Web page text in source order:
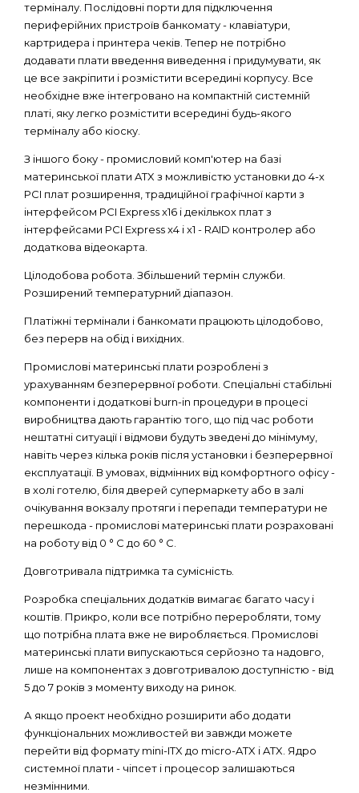
терміналу. Послідовні порти для підключення
периферійних пристроїв банкомату - клавіатури,
картридера і принтера чеків. Тепер не потрібно
додавати плати введення виведення і придумувати, як
це все закріпити і розмістити всередині корпусу. Все
необхідне вже інтегровано на компактній системній
платі, яку легко розмістити всередині будь-якого
терміналу або кіоску.
З іншого боку - промисловий комп'ютер на базі
материнської плати ATX з можливістю установки до 4-х
PCI плат розширення, традиційної графічної карти з
інтерфейсом PCI Express x16 і декількох плат з
інтерфейсами PCI Express x4 і x1 - RAID контролер або
додаткова відеокарта.
Цілодобова робота. Збільшений термін служби.
Розширений температурний діапазон.
Платіжні термінали і банкомати працюють цілодобово,
без перерв на обід і вихідних.
Промислові материнські плати розроблені з
урахуванням безперервної роботи. Спеціальні стабільні
компоненти і додаткові burn-in процедури в процесі
виробництва дають гарантію того, що під час роботи
нештатні ситуації і відмови будуть зведені до мінімуму,
навіть через кілька років після установки і безперервної
експлуатації. В умовах, відмінних від комфортного офісу -
в холі готелю, біля дверей супермаркету або в залі
очікування вокзалу протяги і перепади температури не
перешкода - промислові материнські плати розраховані
на роботу від 0 ° С до 60 ° С.
Довготривала підтримка та сумісність.
Розробка спеціальних додатків вимагає багато часу і
коштів. Прикро, коли все потрібно переробляти, тому
що потрібна плата вже не виробляється. Промислові
материнські плати випускаються серйозно та надовго,
лише на компонентах з довготривалою доступністю - від
5 до 7 років з моменту виходу на ринок.
А якщо проект необхідно розширити або додати
функціональних можливостей ви завжди можете
перейти від формату mini-ITX до micro-ATX і ATX. Ядро
системної плати - чіпсет і процесор залишаються
незмінними.